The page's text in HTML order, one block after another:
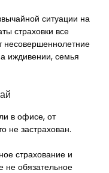
ситуации на
страховки все
несовершеннолетние
иждивении, семья
в офисе, от
не застрахован.
страхование и
не обязательное